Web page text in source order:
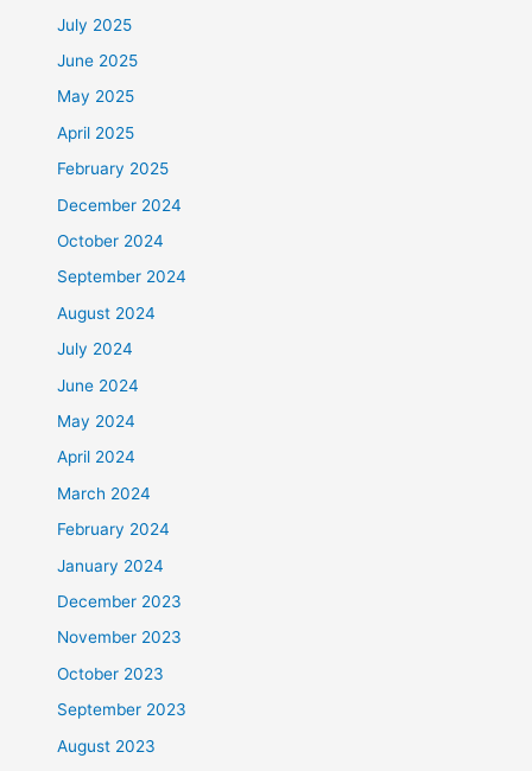
July 2025
June 2025
May 2025
April 2025
February 2025
December 2024
October 2024
September 2024
August 2024
July 2024
June 2024
May 2024
April 2024
March 2024
February 2024
January 2024
December 2023
November 2023
October 2023
September 2023
August 2023